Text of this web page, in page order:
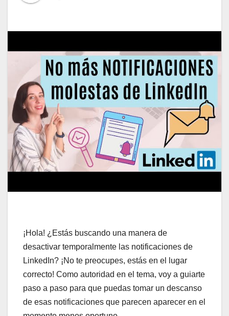
¡Hola! ¿Estás buscando una manera de
desactivar temporalmente las notificaciones de
LinkedIn? ¡No te preocupes, estás en el lugar
correcto! Como autoridad en el tema, voy a guiarte
paso a paso para que puedas tomar un descanso
de esas notificaciones que parecen aparecer en el